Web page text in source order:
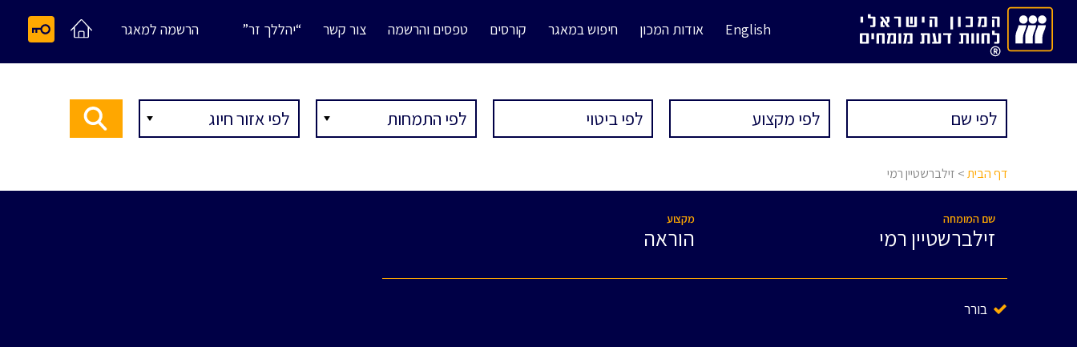
English אודות המכון חיפוש במאגר קורסים טפסים והרשמה צור קשר “יהללך זר” הרשמה למאגר
דף הבית> זילברשטיין רמי
שם המומחה
זילברשטיין רמי
מקצוע
הוראה
בורר